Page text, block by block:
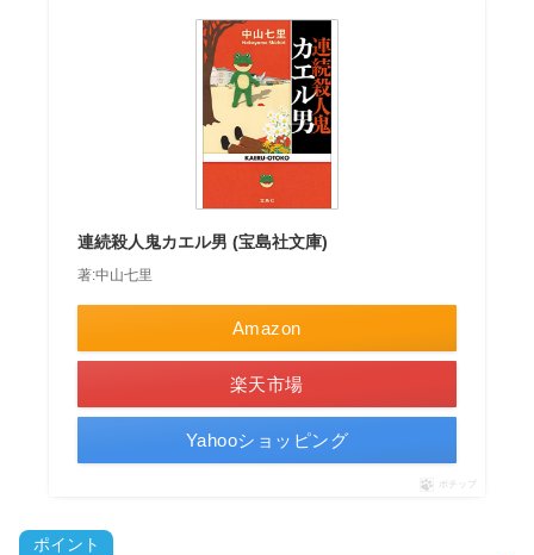
連続殺人鬼カエル男 (宝島社文庫)
著:中山七里
Amazon
楽天市場
Yahooショッピング
ポチップ
ポイント